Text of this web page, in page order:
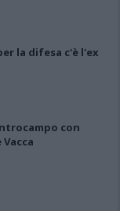
la difesa c'è l'ex
con